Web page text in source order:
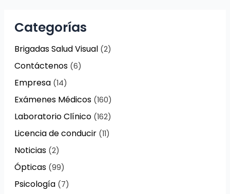
Categorías
Brigadas Salud Visual(2)
Contáctenos(6)
Empresa(14)
Exámenes Médicos(160)
Laboratorio Clínico(162)
Licencia de conducir(11)
Noticias(2)
Ópticas(99)
Psicología(7)